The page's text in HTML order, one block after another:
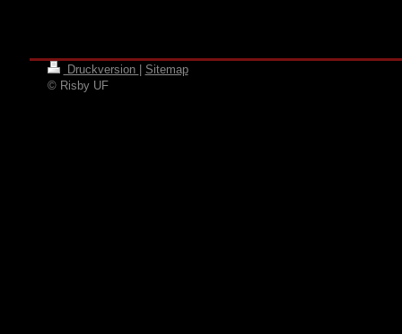
Druckversion
Sitemap
© Risby UF